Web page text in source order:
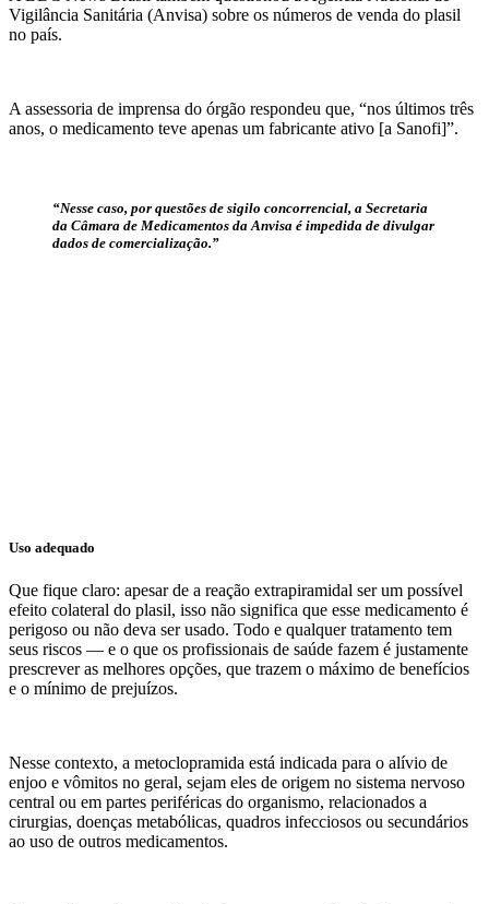
Vigilância Sanitária (Anvisa) sobre os números de venda do plasil
no país.
A assessoria de imprensa do órgão respondeu que, “nos últimos três
anos, o medicamento teve apenas um fabricante ativo [a Sanofi]”.
“Nesse caso, por questões de sigilo concorrencial, a Secretaria
da Câmara de Medicamentos da Anvisa é impedida de divulgar
dados de comercialização.”
Uso adequado
Que fique claro: apesar de a reação extrapiramidal ser um possível
efeito colateral do plasil, isso não significa que esse medicamento é
perigoso ou não deva ser usado. Todo e qualquer tratamento tem
seus riscos — e o que os profissionais de saúde fazem é justamente
prescrever as melhores opções, que trazem o máximo de benefícios
e o mínimo de prejuízos.
Nesse contexto, a metoclopramida está indicada para o alívio de
enjoo e vômitos no geral, sejam eles de origem no sistema nervoso
central ou em partes periféricas do organismo, relacionados a
cirurgias, doenças metabólicas, quadros infecciosos ou secundários
ao uso de outros medicamentos.